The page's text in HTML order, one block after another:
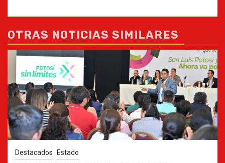
OTRAS NOTICIAS SIMILARES
Destacados Estado